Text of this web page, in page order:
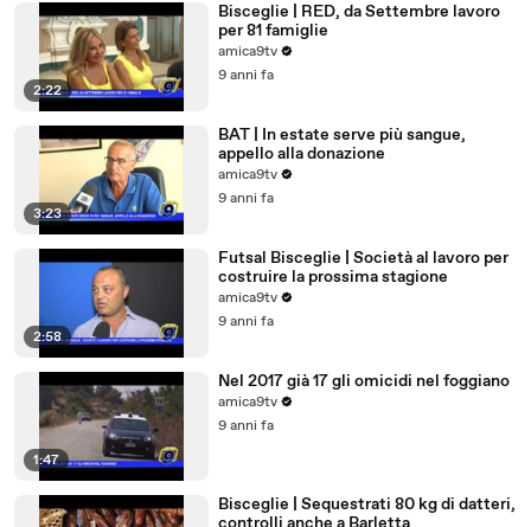
2:22
Bisceglie | RED, da Settembre lavoro
per 81 famiglie
amica9tv
9 anni fa
3:23
BAT | In estate serve più sangue,
appello alla donazione
amica9tv
9 anni fa
2:58
Futsal Bisceglie | Società al lavoro per
costruire la prossima stagione
amica9tv
9 anni fa
1:47
Nel 2017 già 17 gli omicidi nel foggiano
amica9tv
9 anni fa
Bisceglie | Sequestrati 80 kg di datteri,